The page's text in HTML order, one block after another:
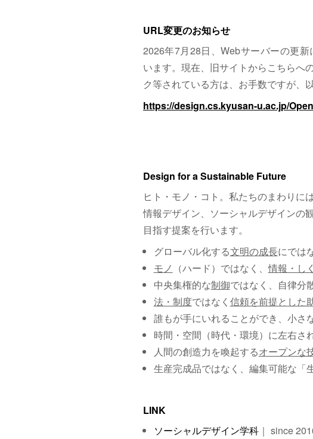
URL変更のお知らせ
2026年7月28日、Webサーバーの更
います。現在、旧サイトからこちらへ
ク等されている方は、お手数ですが、
https://design.cs.kyusan-u.ac.jp/
Design for a Sustainable Future
ヒト・モノ・コト。私たちのまわりに
情報デザイン、ソーシャルデザインの
目指す提案を行います。
グローバル化する文明の成長にでは
モノ （ハード）ではなく、情報・し
中央集権的な制御ではなく、自律分
法・制度ではなく 信頼を前提とした
誰もが手にいれることができ、小さ
時間・空間（時代・環境）に左右さ
人間の創造力を喚起するオープンな
生産完成品ではなく、編集可能な「
LINK
ソーシャルデザイン学科｜ since